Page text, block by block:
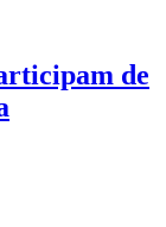
de